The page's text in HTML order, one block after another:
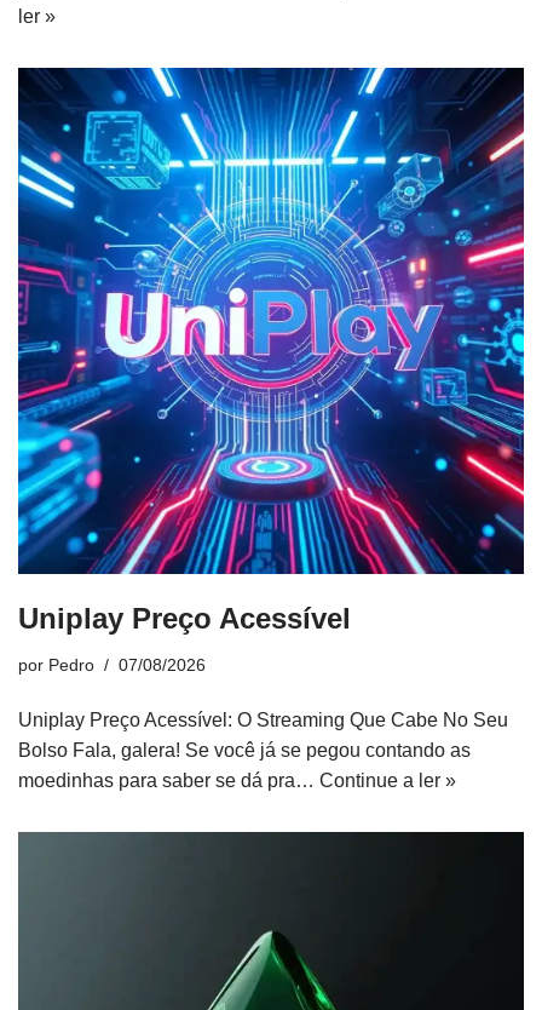
ler »
Uniplay Preço Acessível
por Pedro 07/08/2026
Uniplay Preço Acessível: O Streaming Que Cabe No Seu
Bolso Fala, galera! Se você já se pegou contando as
moedinhas para saber se dá pra… Continue a ler »